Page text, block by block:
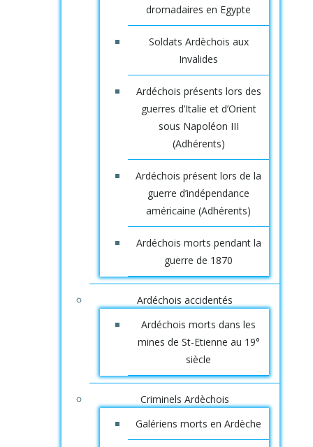
dromadaires en Egypte
Soldats Ardèchois aux
Invalides
Ardéchois présents lors des
guerres d’Italie et d’Orient
sous Napoléon III
(Adhérents)
Ardéchois présent lors de la
guerre d’indépendance
américaine (Adhérents)
Ardéchois morts pendant la
guerre de 1870
Ardéchois accidentés
Ardéchois morts dans les
mines de St-Etienne au 19°
siècle
Criminels Ardèchois
Galériens morts en Ardèche